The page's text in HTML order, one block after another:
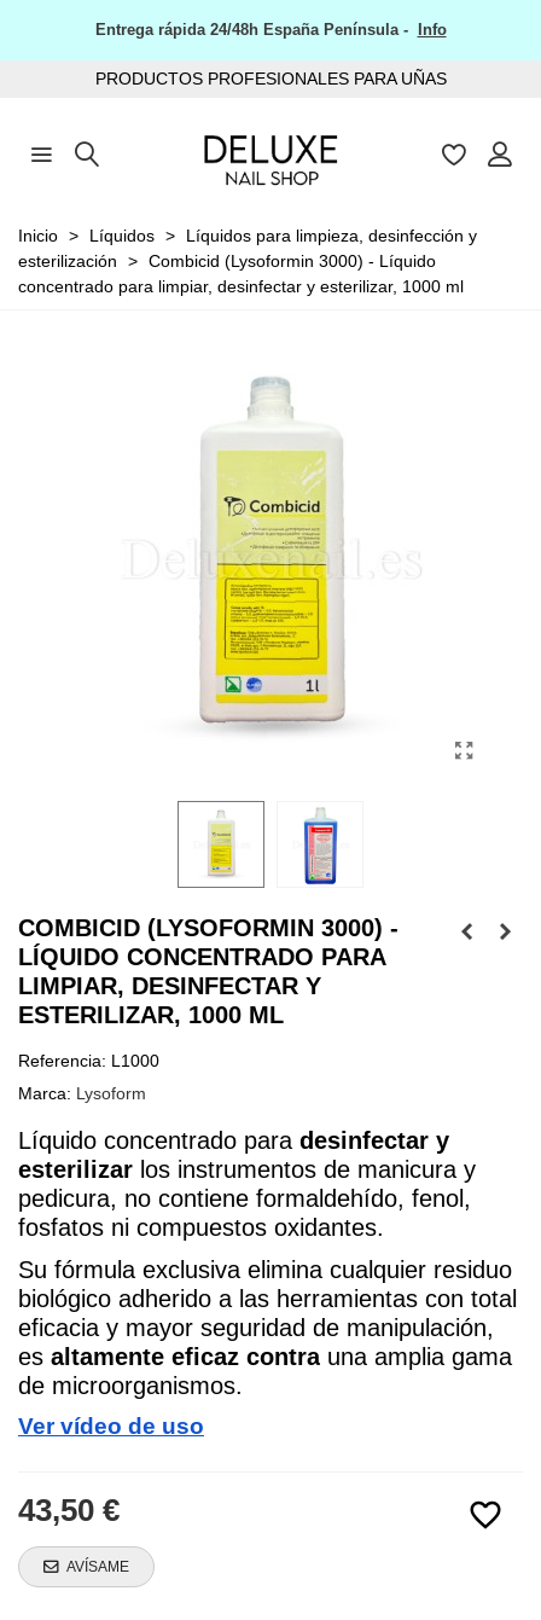
Entrega rápida 24/48h España Península - Info
PRODUCTOS PROFESIONALES PARA UÑAS
Inicio > Líquidos >
Líquidos para limpieza, desinfección y
esterilización
> Combicid (Lysoformin 3000) - Líquido
concentrado para limpiar, desinfectar y esterilizar, 1000 ml
COMBICID (LYSOFORMIN 3000) -
LÍQUIDO CONCENTRADO PARA
LIMPIAR, DESINFECTAR Y
ESTERILIZAR, 1000 ML
Referencia: L1000
Marca: Lysoform
Líquido concentrado para desinfectar y
esterilizar los instrumentos de manicura y
pedicura, no contiene formaldehído, fenol,
fosfatos ni compuestos oxidantes.
Su fórmula exclusiva elimina cualquier residuo
biológico adherido a las herramientas con total
eficacia y mayor seguridad de manipulación,
es altamente eficaz contra una amplia gama
de microorganismos.
Ver vídeo de uso
favorite_border
43,50 €
AVÍSAME